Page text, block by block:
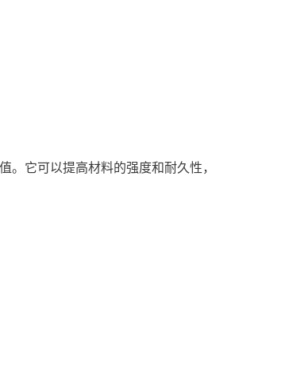
。它可以提高材料的强度和耐久性，